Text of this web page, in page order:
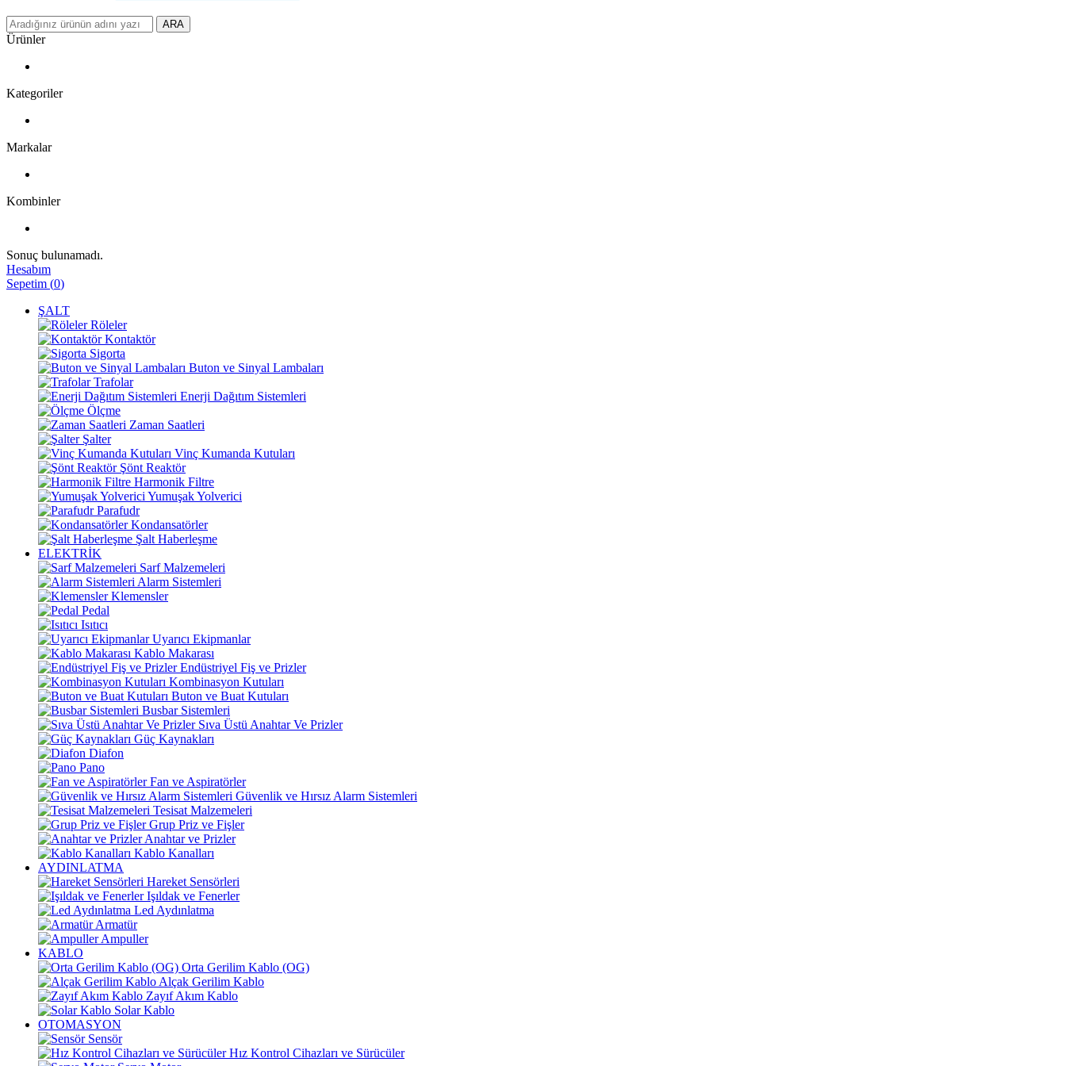
ARA
Ürünler
Kategoriler
Markalar
Kombinler
Sonuç bulunamadı.
Hesabım
Sepetim (0)
ŞALT
Röleler
Kontaktör
Sigorta
Buton ve Sinyal Lambaları
Trafolar
Enerji Dağıtım Sistemleri
Ölçme
Zaman Saatleri
Şalter
Vinç Kumanda Kutuları
Şönt Reaktör
Harmonik Filtre
Yumuşak Yolverici
Parafudr
Kondansatörler
Şalt Haberleşme
ELEKTRİK
Sarf Malzemeleri
Alarm Sistemleri
Klemensler
Pedal
Isıtıcı
Uyarıcı Ekipmanlar
Kablo Makarası
Endüstriyel Fiş ve Prizler
Kombinasyon Kutuları
Buton ve Buat Kutuları
Busbar Sistemleri
Sıva Üstü Anahtar Ve Prizler
Güç Kaynakları
Diafon
Pano
Fan ve Aspiratörler
Güvenlik ve Hırsız Alarm Sistemleri
Tesisat Malzemeleri
Grup Priz ve Fişler
Anahtar ve Prizler
Kablo Kanalları
AYDINLATMA
Hareket Sensörleri
Işıldak ve Fenerler
Led Aydınlatma
Armatür
Ampuller
KABLO
Orta Gerilim Kablo (OG)
Alçak Gerilim Kablo
Zayıf Akım Kablo
Solar Kablo
OTOMASYON
Sensör
Hız Kontrol Cihazları ve Sürücüler